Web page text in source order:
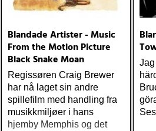
Blandade Artister - Music
From the Motion Picture
Black Snake Moan
Regissøren Craig Brewer
har nå laget sin andre
spillefilm med handling fra
musikkmiljøer i hans
hjemby Memphis og det